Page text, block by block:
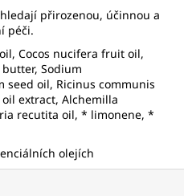
přirozenou, účinnou a
péči.
Cocos nucifera fruit oil,
Sodium
seed oil, Ricinus communis
extract, Alchemilla
recutita oil, * limonene, *
olejích